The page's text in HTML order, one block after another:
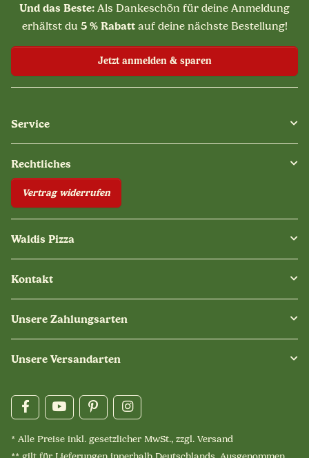
Und das Beste: Als Dankeschön für deine Anmeldung
erhältst du 5 % Rabattauf deine nächste Bestellung!
Jetzt anmelden & sparen
Service
Rechtliches
Vertrag widerrufen
Waldis Pizza
Kontakt
Unsere Zahlungsarten
Unsere Versandarten
* Alle Preise inkl. gesetzlicher MwSt., zzgl. Versand